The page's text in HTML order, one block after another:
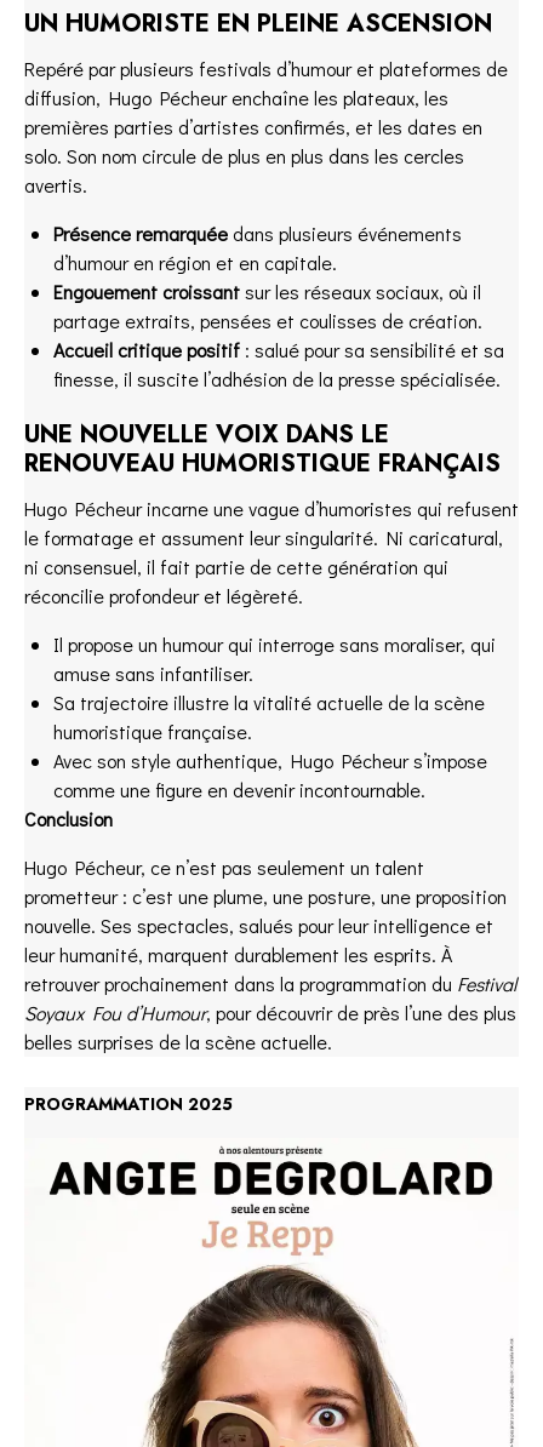
UN HUMORISTE EN PLEINE ASCENSION
Repéré par plusieurs festivals d’humour et plateformes de
diffusion, Hugo Pécheur enchaîne les plateaux, les
premières parties d’artistes confirmés, et les dates en
solo. Son nom circule de plus en plus dans les cercles
avertis.
Présence remarquée dans plusieurs événements
d’humour en région et en capitale.
Engouement croissantsur les réseaux sociaux, où il
partage extraits, pensées et coulisses de création.
Accueil critique positif : salué pour sa sensibilité et sa
finesse, il suscite l’adhésion de la presse spécialisée.
UNE NOUVELLE VOIX DANS LE
RENOUVEAU HUMORISTIQUE FRANÇAIS
Hugo Pécheur incarne une vague d’humoristes qui refusent
le formatage et assument leur singularité. Ni caricatural,
ni consensuel, il fait partie de cette génération qui
réconcilie profondeur et légèreté.
Il propose un humour qui interroge sans moraliser, qui
amuse sans infantiliser.
Sa trajectoire illustre la vitalité actuelle de la scène
humoristique française.
Avec son style authentique, Hugo Pécheur s’impose
comme une figure en devenir incontournable.
Conclusion
Hugo Pécheur, ce n’est pas seulement un talent
prometteur : c’est une plume, une posture, une proposition
nouvelle. Ses spectacles, salués pour leur intelligence et
leur humanité, marquent durablement les esprits. À
retrouver prochainement dans la programmation du Festival
Soyaux Fou d’Humour, pour découvrir de près l’une des plus
belles surprises de la scène actuelle.
PROGRAMMATION 2025